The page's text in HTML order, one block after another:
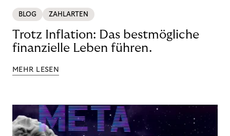
BLOG ZAHLARTEN
Trotz Inflation: Das bestmögliche
finanzielle Leben führen.
MEHR LESEN